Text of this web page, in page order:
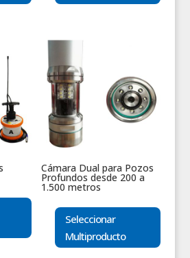
Cámara Dual para Pozos
Profundos desde 200 a
1.500 metros
Seleccionar
Multiproducto